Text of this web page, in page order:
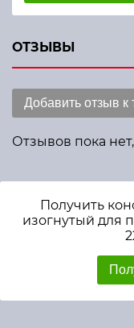
ОТЗЫВЫ
Добавить отзыв к
Отзывов пока
Получить
изогнутый для